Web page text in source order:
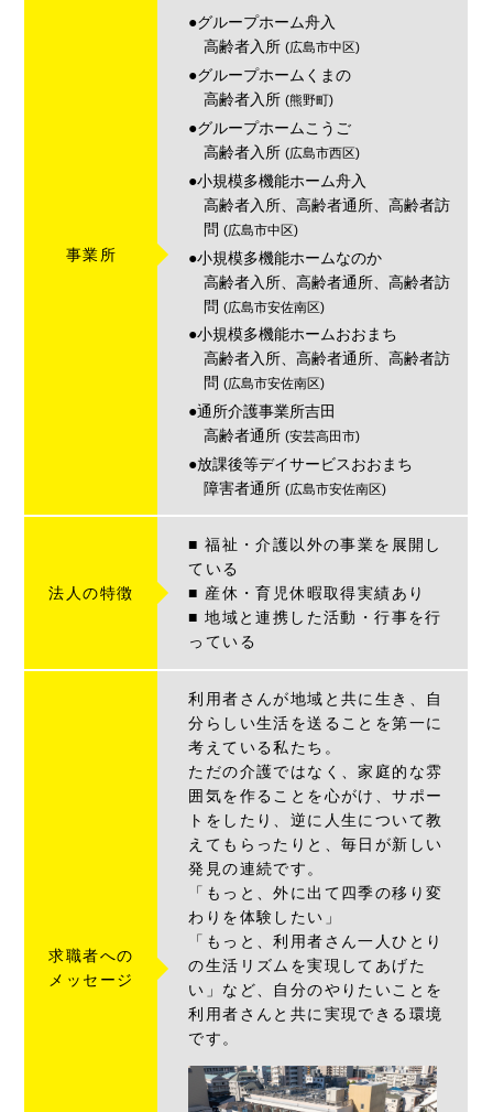
事業所
●グループホーム舟入
高齢者入所(広島市中区)
●グループホームくまの
高齢者入所(熊野町)
●グループホームこうご
高齢者入所(広島市西区)
●小規模多機能ホーム舟入
高齢者入所、高齢者通所、高齢者訪
問(広島市中区)
●小規模多機能ホームなのか
高齢者入所、高齢者通所、高齢者訪
問(広島市安佐南区)
●小規模多機能ホームおおまち
高齢者入所、高齢者通所、高齢者訪
問(広島市安佐南区)
●通所介護事業所吉田
高齢者通所(安芸高田市)
●放課後等デイサービスおおまち
障害者通所(広島市安佐南区)
法人の特徴
■ 福祉・介護以外の事業を展開し
ている
■ 産休・育児休暇取得実績あり
■ 地域と連携した活動・行事を行
っている
求職者への
メッセージ
利用者さんが地域と共に生き、自
分らしい生活を送ることを第一に
考えている私たち。
ただの介護ではなく、家庭的な雰
囲気を作ることを心がけ、サポー
トをしたり、逆に人生について教
えてもらったりと、毎日が新しい
発見の連続です。
「もっと、外に出て四季の移り変
わりを体験したい」
「もっと、利用者さん一人ひとり
の生活リズムを実現してあげた
い」など、自分のやりたいことを
利用者さんと共に実現できる環境
です。